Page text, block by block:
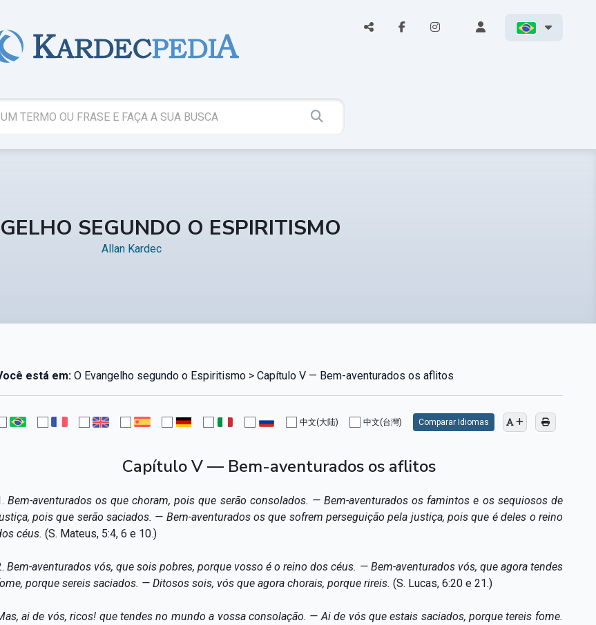
SEGUNDO O ESPIRITISMO
Allan Kardec
está em:O Evangelho segundo o Espiritismo > Capítulo V — Bem-aventurados os aflitos
中文(大陆) 中文(台灣) Comparar Idiomas
Capítulo V — Bem-aventurados os aflitos
Bem-aventurados os que choram, pois que serão consolados. — Bem-aventurados os famintos e os sequiosos de
pois que serão saciados. — Bem-aventurados os que sofrem perseguição pela justiça, pois que é deles o reino
céus. (S. Mateus, 5:4, 6 e 10.)
Bem-aventurados vós, que sois pobres, porque vosso é o reino dos céus. — Bem-aventurados vós, que agora tendes
porque sereis saciados. — Ditosos sois, vós que agora chorais, porque rireis. (S. Lucas, 6:20 e 21.)
ai de vós, ricos! que tendes no mundo a vossa consolação. — Ai de vós que estais saciados, porque tereis fome.